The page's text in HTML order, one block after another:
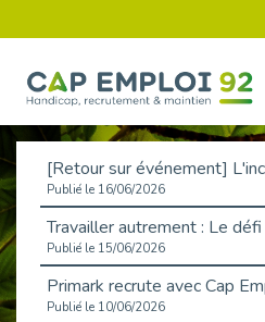
Publié le 16/06/2026
Publié le 15/06/2026
Publié le 10/06/2026